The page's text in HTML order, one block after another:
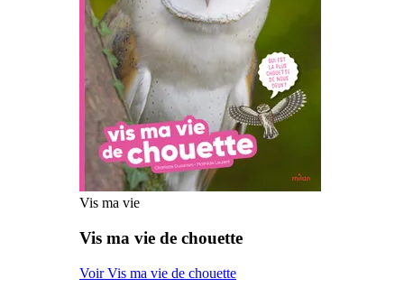
Vis ma vie
Vis ma vie de chouette
Voir Vis ma vie de chouette